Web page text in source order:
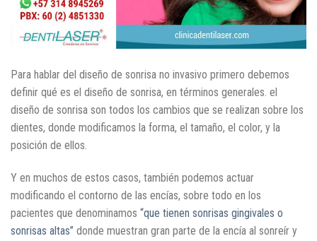
Para hablar del diseño de sonrisa no invasivo primero debemos
definir qué es el diseño de sonrisa, en términos generales. el
diseño de sonrisa son todos los cambios que se realizan sobre los
dientes, donde modificamos la forma, el tamaño, el color, y la
posición de ellos.
Y en muchos de estos casos, también podemos actuar
modificando el contorno de las encías, sobre todo en los
pacientes que denominamos “que tienen sonrisas gingivales o
sonrisas altas” donde muestran gran parte de la encía al sonreír y